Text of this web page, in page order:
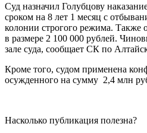
Суд назначил Голубцову
сроком на 8 лет 1 месяц с
колонии строгого режима. Также
в размере 2 100 000 рублей.
зале суда, сообщает СК по
Кроме того, судом применена
осужденного на сумму 2,4 млн
Насколько публикация полезна?